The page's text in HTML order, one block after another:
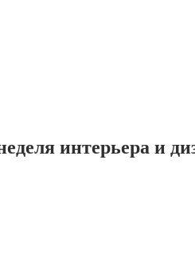
интерьера и